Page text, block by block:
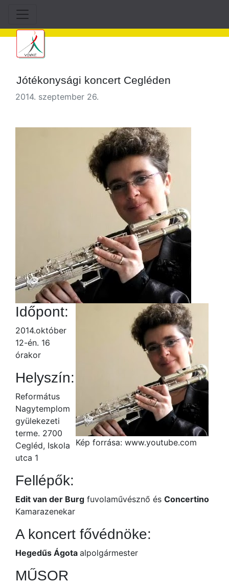
Jótékonysági koncert Cegléden
2014. szeptember 26.
Kép forrása: www.youtube.com
Időpont:
2014.október
12-én. 16
órakor
Helyszín:
Református
Nagytemplom
gyülekezeti
terme. 2700
Cegléd, Iskola
utca 1
Fellépők:
Edit van der Burg fuvolaművésznő és Concertino
Kamarazenekar
A koncert fővédnöke:
Hegedűs Ágota alpolgármester
MŰSOR